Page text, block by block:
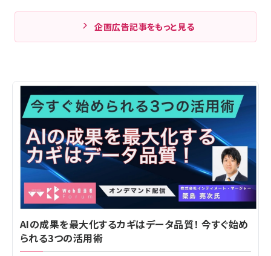
企画広告記事をもっと見る
AIの成果を最大化するカギはデータ品質！ 今すぐ始め
られる3つの活用術